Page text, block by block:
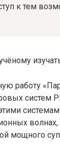
к тем
работу
систем
мощного